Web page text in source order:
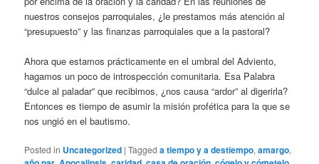
nuestros consejos parroquiales, ¿le prestamos más atención al
“presupuesto” y las finanzas parroquiales que a la pastoral?
Ahora que estamos prácticamente en el umbral del Adviento,
hagamos un poco de introspección comunitaria. Esa Palabra
“dulce al paladar” que recibimos, ¿nos causa “ardor” al digerirla?
Entonces es tiempo de asumir la misión profética para la que se
nos ungió en el bautismo.
Posted in Uncategorized |Tagged a tiempo y a destiempo,amargo,